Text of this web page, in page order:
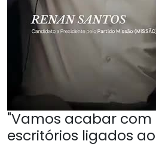
"Vamos acabar
escritórios ligados